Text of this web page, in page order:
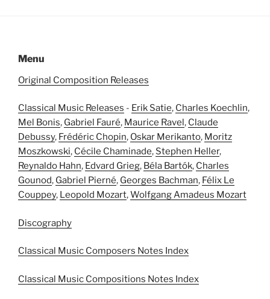
Menu
Original Composition Releases
Classical Music Releases - Erik Satie, Charles Koechlin,
Mel Bonis, Gabriel Fauré, Maurice Ravel, Claude
Debussy, Frédéric Chopin, Oskar Merikanto, Moritz
Moszkowski, Cécile Chaminade, Stephen Heller,
Reynaldo Hahn, Edvard Grieg, Béla Bartók, Charles
Gounod, Gabriel Pierné, Georges Bachman, Félix Le
Couppey, Leopold Mozart,Wolfgang Amadeus Mozart
Discography
Classical Music Composers Notes Index
Classical Music Compositions Notes Index